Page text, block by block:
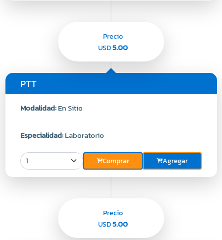
PTT
Modalidad:En Sitio
Especialidad:Laboratorio
Comprar Agregar
Precio
USD5.00
Precio
USD5.00